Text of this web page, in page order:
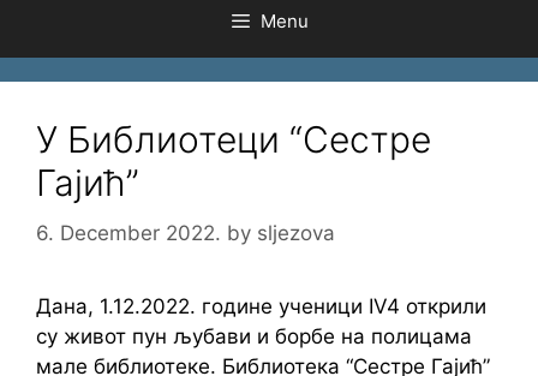
Menu
У Библиотеци “Сестре
Гајић”
6. December 2022. by sljezova
Дана, 1.12.2022. године ученици IV4 открили
су живот пун љубави и борбе на полицама
мале библиотеке. Библиотека “Сестре Гајић”